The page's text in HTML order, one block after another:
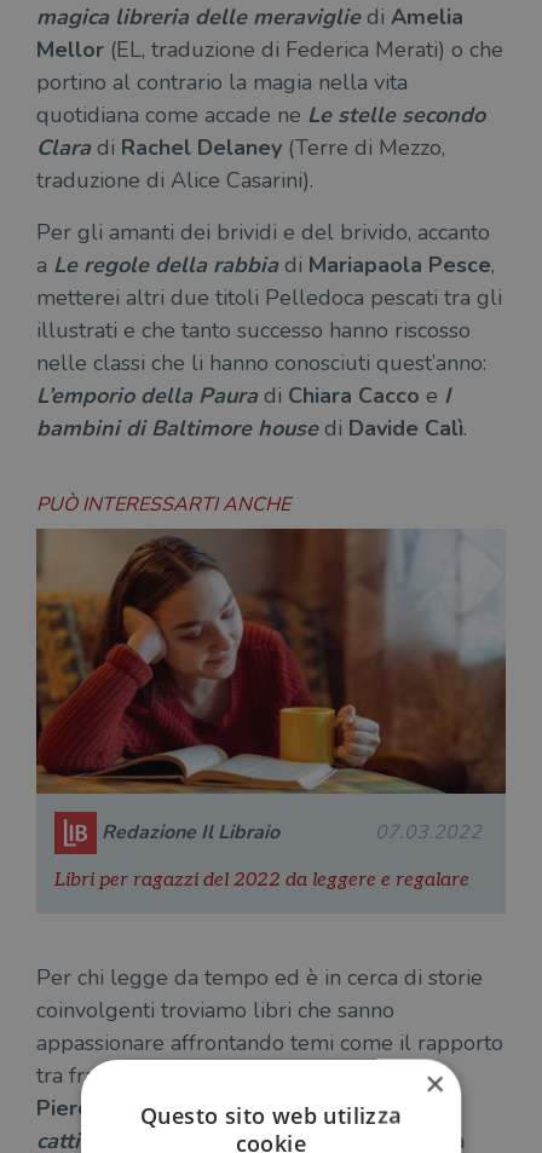
magica libreria delle meraviglie di Amelia
Mellor (EL, traduzione di Federica Merati) o che
portino al contrario la magia nella vita
quotidiana come accade ne Le stelle secondo
Clara di Rachel Delaney (Terre di Mezzo,
traduzione di Alice Casarini).
Per gli amanti dei brividi e del brivido, accanto
a Le regole della rabbia di Mariapaola Pesce,
metterei altri due titoli Pelledoca pescati tra gli
illustrati e che tanto successo hanno riscosso
nelle classi che li hanno conosciuti quest’anno:
L’emporio della Paura di Chiara Cacco e I
bambini di Baltimore house di Davide Calì.
PUÒ INTERESSARTI ANCHE
Redazione Il Libraio 07.03.2022
Libri per ragazzi del 2022 da leggere e regalare
Per chi legge da tempo ed è in cerca di storie
coinvolgenti troviamo libri che sanno
appassionare affrontando temi come il rapporto
tra fratelli come
Pierdomenico Baccalario(Il Castoro) o
cattivo fratello
Luisa Mattia (Giunti) o tra
×
Questo sito web utilizza
cookie